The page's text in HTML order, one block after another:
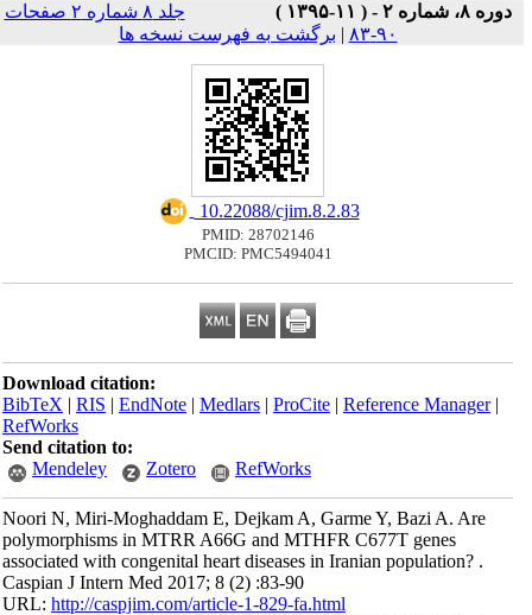
دوره ۸، شماره ۲ - ( ۱۱-۱۳۹۵ )
جلد ۸ شماره ۲ صفحات
۹۰-۸۳
| برگشت به فهرست نسخه ها
‎ 10.22088/cjim.8.2.83
PMID: 28702146
PMCID: PMC5494041
Download citation:
BibTeX|RIS|EndNote|Medlars|ProCite|Reference Manager
RefWorks
Send citation to:
Mendeley
Zotero RefWorks
Noori N, Miri-Moghaddam E, Dejkam A, Garme Y, Bazi A. Are
polymorphisms in MTRR A66G and MTHFR C677T genes
associated with congenital heart diseases in Iranian population? .
Caspian J Intern Med 2017; 8 (2) :83-90
URL:http://caspjim.com/article-1-829-fa.html